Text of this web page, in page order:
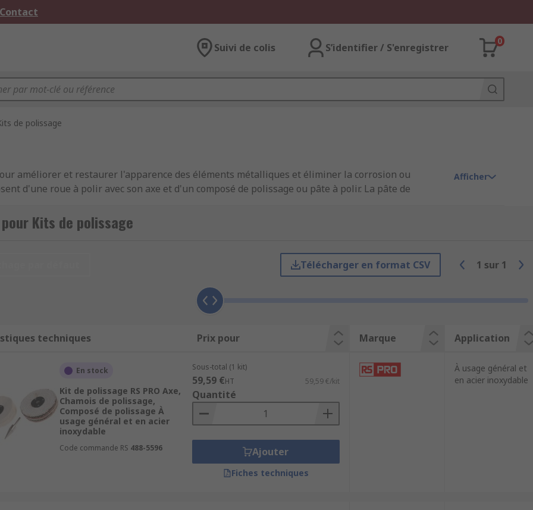
Suivi de colis S’identifier / S'enregistrer
0
de polissage
améliorer et restaurer l'apparence des éléments métalliques et éliminer la corrosion ou
d'une roue à polir avec son axe et d'un composé de polissage ou pâte à polir. La pâte de
appliquer doit l'être également. La finition se fait avec une classe d'abrasif inférieure au travail
de la roue de polissage ou disque à polir. L'excès de polish s'élimine à la main avec un
et se déclinent dans une gamme de types adaptés à l'étape de polissage pour laquelle elles
:
elle sert au lissage des surfaces rugueuses et au retrait de matériau de surface.
les surfaces semi-lisses en préparation du lustrage final.
elle est utilisée pour la finition. Elle enlève un minimum de matériau de surface et produit
sur les objets ou pièces métalliques, notamment les véhicules, les mains courantes et les
la fabrication des réflecteurs de lumière pour les rendre brillants. Les kits de polissage sont aussi
à la surface des instruments et prévenir la corrosion dans les tuyaux.
Afficher
Kits de polissage
Télécharger en format CSV 1 sur 1
techniques Prix pour Marque Application
En stock
Kit de polissage RS PRO Axe,
Chamois de polissage,
Composé de polissage À
usage général et en acier
inoxydable
Code commande RS 488-5596
Sous-total (1 kit)
59,59 €HT 59,59 €/kit
Quantité
Ajouter
Fiches techniques
À usage général et
en acier inoxydable